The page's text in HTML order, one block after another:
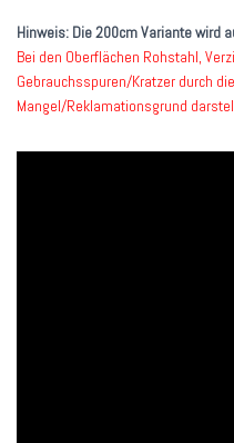
Hinweis: Die 200cm Variante wird
Bei den Oberflächen Rohstahl,
Gebrauchsspuren/Kratzer durch
Mangel/Reklamationsgrund